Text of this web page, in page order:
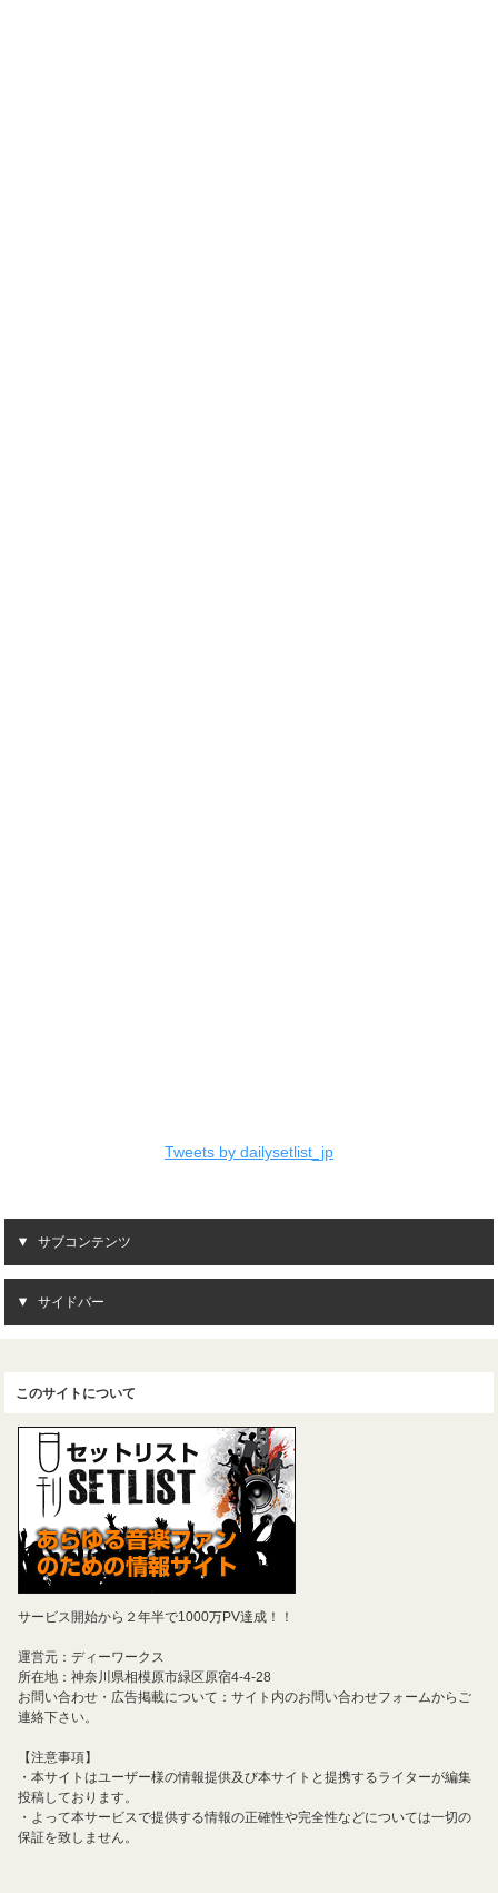
Tweets by dailysetlist_jp
サブコンテンツ
サイドバー
このサイトについて
サービス開始から２年半で1000万PV達成！！
運営元：ディーワークス
所在地：神奈川県相模原市緑区原宿4-4-28
お問い合わせ・広告掲載について：サイト内のお問い合わせフォームからご
連絡下さい。
【注意事項】
・本サイトはユーザー様の情報提供及び本サイトと提携するライターが編集
投稿しております。
・よって本サービスで提供する情報の正確性や完全性などについては一切の
保証を致しません。